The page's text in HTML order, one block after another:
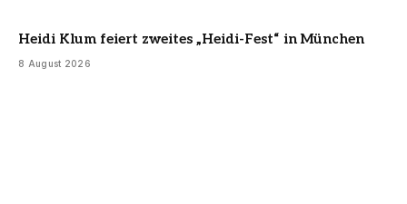
Heidi Klum feiert zweites „Heidi-Fest“ in München
8 August 2026